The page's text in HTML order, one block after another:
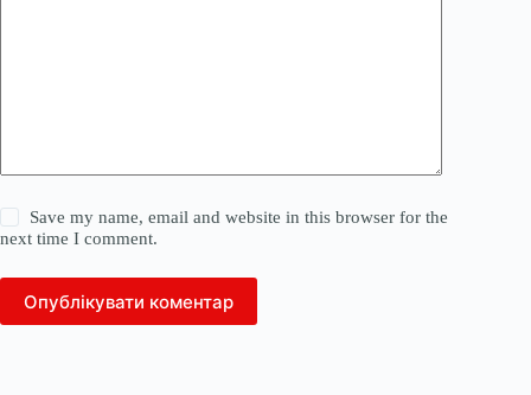
Save my name, email and website in this browser for the
next time I comment.
Опублікувати коментар